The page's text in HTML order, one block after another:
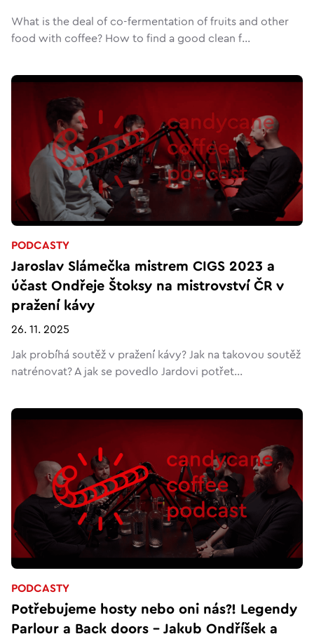
What is the deal of co-fermentation of fruits and other
food with coffee? How to find a good clean f...
PODCASTY
Jaroslav Slámečka mistrem CIGS 2023 a
účast Ondřeje Štoksy na mistrovství ČR v
pražení kávy
26. 11. 2025
Jak probíhá soutěž v pražení kávy? Jak na takovou soutěž
natrénovat? A jak se povedlo Jardovi potřet...
PODCASTY
Potřebujeme hosty nebo oni nás?! Legendy
Parlour a Back doors – Jakub Ondříšek a